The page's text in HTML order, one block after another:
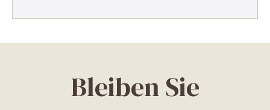
Bleiben Sie